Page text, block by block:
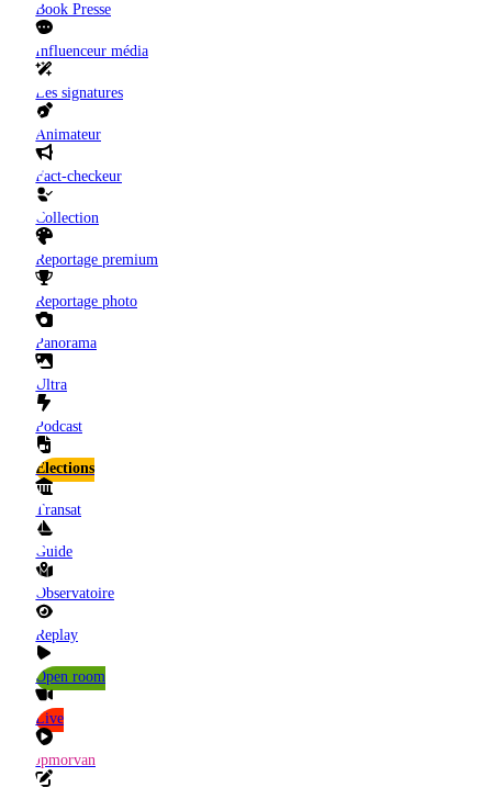
Book Presse
Influenceur média
Les signatures
Animateur
Fact-checkeur
Collection
Reportage premium
Reportage photo
Panorama
Ultra
Podcast
Elections
Transat
Guide
Observatoire
Replay
Open room
Live
Jpmorvan